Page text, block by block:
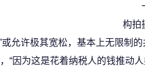
构拍
或允许极其宽松，基本上无限制
“因为这是花着纳税人的钱推动